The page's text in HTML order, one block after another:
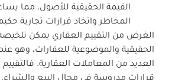
القيمة الحقيقية للأصول، مما
المخاطر واتخاذ قرارات تجارية
الغرض من التقييم العقاري يمكن
الحقيقية والموضوعية للعقارات، وهو
العديد من المعاملات العقارية.